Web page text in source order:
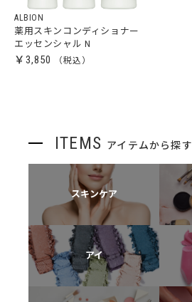
ALBION
薬用スキンコンディショナー
エッセンシャル N
￥3,850
ITEMS アイテムから探す
スキンケア
アイ